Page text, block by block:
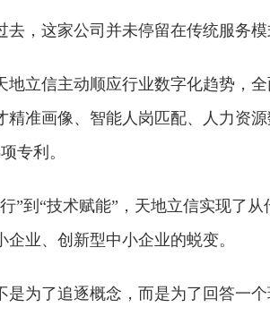
去，这家公司并未停留在传统服务模
地立信主动顺应行业数字化趋势，
精准画像、智能人岗匹配、人力资
专利。
”到“技术赋能”，天地立信实现了
企业、创新型中小企业的蜕变。
是为了追逐概念，而是为了回答一个